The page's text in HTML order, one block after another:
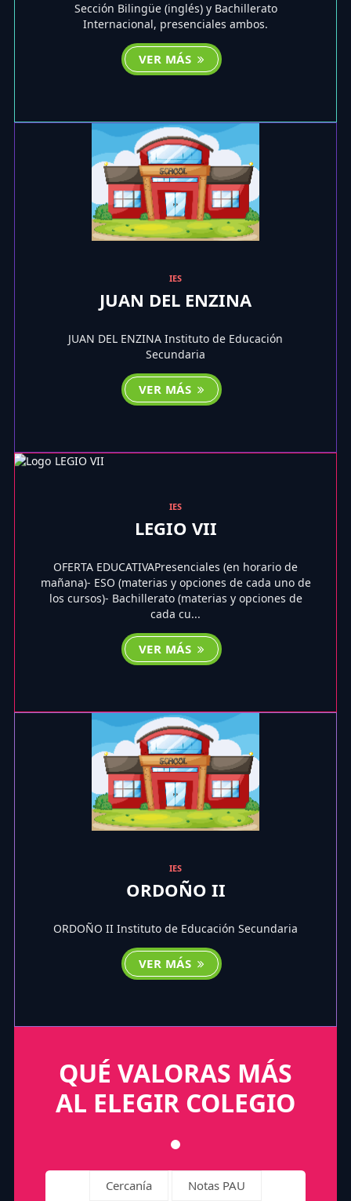
Sección Bilingüe (inglés) y Bachillerato
Internacional, presenciales ambos.
VER MÁS
IES
JUAN DEL ENZINA
JUAN DEL ENZINA Instituto de Educación
Secundaria
VER MÁS
IES
LEGIO VII
OFERTA EDUCATIVAPresenciales (en horario de
mañana)- ESO (materias y opciones de cada uno de
los cursos)- Bachillerato (materias y opciones de
cada cu...
VER MÁS
IES
ORDOÑO II
ORDOÑO II Instituto de Educación Secundaria
VER MÁS
QUÉ VALORAS MÁS
AL ELEGIR COLEGIO
Cercanía Notas PAU